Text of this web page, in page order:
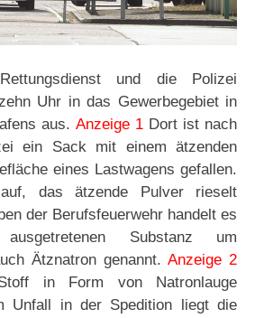
und die Polizei
Uhr in das Gewerbegebiet in
aus. Anzeige 1Dort ist nach
ein Sack mit einem ätzenden
eines Lastwagens gefallen.
das ätzende Pulver rieselt
der Berufsfeuerwehr handelt es
Substanz um
Ätznatron genannt. Anzeige 2
in Form von Natronlauge
Unfall in der Spedition liegt die